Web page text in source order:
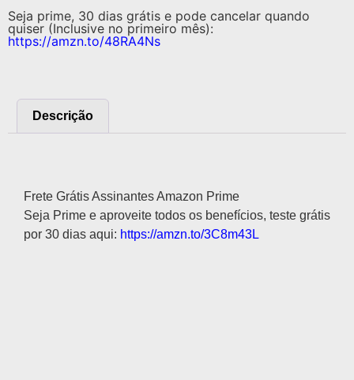
Seja prime, 30 dias grátis e pode cancelar quando
quiser (Inclusive no primeiro mês):
https://amzn.to/48RA4Ns
Descrição
Frete Grátis Assinantes Amazon Prime
Seja Prime e aproveite todos os benefícios, teste grátis
por 30 dias aqui: https://amzn.to/3C8m43L